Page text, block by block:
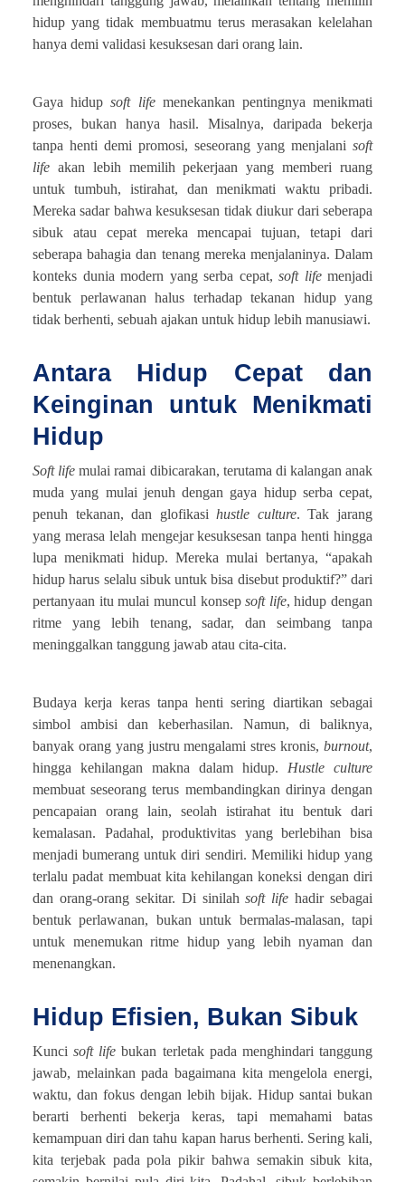
hidup yang tidak membuatmu terus merasakan kelelahan
hanya demi validasi kesuksesan dari orang lain.
Gaya hidupsoft lifemenekankan pentingnya menikmati
proses, bukan hanya hasil. Misalnya, daripada bekerja
tanpa henti demi promosi, seseorang yang menjalani soft
life akan lebih memilih pekerjaan yang memberi ruang
untuk tumbuh, istirahat, dan menikmati waktu pribadi.
Mereka sadar bahwa kesuksesan tidak diukur dari seberapa
sibuk atau cepat mereka mencapai tujuan, tetapi dari
seberapa bahagia dan tenang mereka menjalaninya. Dalam
konteks dunia modern yang serba cepat, soft lifemenjadi
bentuk perlawanan halus terhadap tekanan hidup yang
tidak berhenti, sebuah ajakan untuk hidup lebih manusiawi.
Antara Hidup Cepat dan
Keinginan untuk Menikmati
Hidup
Soft life mulai ramai dibicarakan, terutama di kalangan anak
muda yang mulai jenuh dengan gaya hidup serba cepat,
penuh tekanan, dan glofikasihustle culture. Tak jarang
yang merasa lelah mengejar kesuksesan tanpa henti hingga
lupa menikmati hidup. Mereka mulai bertanya, “apakah
hidup harus selalu sibuk untuk bisa disebut produktif?” dari
pertanyaan itu mulai muncul konsepsoft life, hidup dengan
ritme yang lebih tenang, sadar, dan seimbang tanpa
meninggalkan tanggung jawab atau cita-cita.
Budaya kerja keras tanpa henti sering diartikan sebagai
simbol ambisi dan keberhasilan. Namun, di baliknya,
banyak orang yang justru mengalami stres kronis, burnout,
hingga kehilangan makna dalam hidup. Hustle culture
membuat seseorang terus membandingkan dirinya dengan
pencapaian orang lain, seolah istirahat itu bentuk dari
kemalasan. Padahal, produktivitas yang berlebihan bisa
menjadi bumerang untuk diri sendiri. Memiliki hidup yang
terlalu padat membuat kita kehilangan koneksi dengan diri
dan orang-orang sekitar. Di sinilahsoft life hadir sebagai
bentuk perlawanan, bukan untuk bermalas-malasan, tapi
untuk menemukan ritme hidup yang lebih nyaman dan
menenangkan.
Hidup Efisien, Bukan Sibuk
Kuncisoft life bukan terletak pada menghindari tanggung
jawab, melainkan pada bagaimana kita mengelola energi,
waktu, dan fokus dengan lebih bijak. Hidup santai bukan
berarti berhenti bekerja keras, tapi memahami batas
kemampuan diri dan tahu kapan harus berhenti. Sering kali,
kita terjebak pada pola pikir bahwa semakin sibuk kita,